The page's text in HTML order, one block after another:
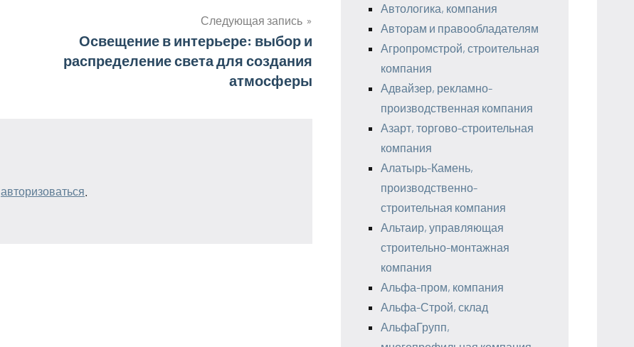
Следующая запись
Освещение в интерьере: выбор и
распределение света для создания
атмосферы
авторизоваться
Автологика, компания
Авторам и правообладателям
Агропромстрой, строительная
компания
Адвайзер, рекламно-
производственная компания
Азарт, торгово-строительная
компания
Алатырь-Камень,
производственно-
строительная компания
Альтаир, управляющая
строительно-монтажная
компания
Альфа-пром, компания
Альфа-Строй, склад
АльфаГрупп,